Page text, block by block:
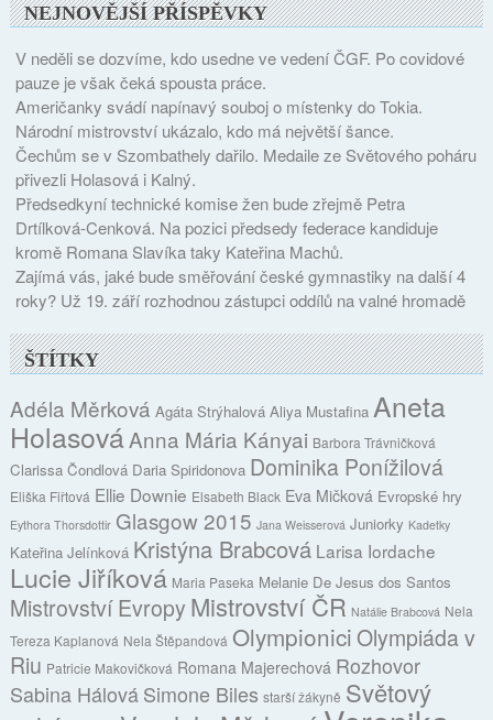
NEJNOVĚJŠÍ PŘÍSPĚVKY
V neděli se dozvíme, kdo usedne ve vedení ČGF. Po covidové
pauze je však čeká spousta práce.
Američanky svádí napínavý souboj o místenky do Tokia.
Národní mistrovství ukázalo, kdo má největší šance.
Čechům se v Szombathely dařilo. Medaile ze Světového poháru
přivezli Holasová i Kalný.
Předsedkyní technické komise žen bude zřejmě Petra
Drtílková-Cenková. Na pozici předsedy federace kandiduje
kromě Romana Slavíka taky Kateřina Machů.
Zajímá vás, jaké bude směřování české gymnastiky na další 4
roky? Už 19. září rozhodnou zástupci oddílů na valné hromadě
ŠTÍTKY
Adéla Měrková Agáta Strýhalová Aliya Mustafina Aneta
HolasováAnna Mária Kányai Barbora Trávničková
Clarissa Čondlová Daria Spiridonova Dominika Ponížilová
Eliška Fiřtová Ellie Downie Elsabeth Black Eva Mičková Evropské hry
Eythora Thorsdottir Glasgow 2015 Jana Weisserová Juniorky Kadetky
Kateřina Jelínková Kristýna Brabcová Larisa Iordache
Lucie Jiříková Maria Paseka Melanie De Jesus dos Santos
Mistrovství Evropy Mistrovství ČR Natálie Brabcová Nela
Tereza Kaplanová Nela Štěpandová OlympioniciOlympiáda v
Riu Patricie Makovičková Romana Majerechová Rozhovor
Sabina HálováSimone Biles starší žákyně Světový